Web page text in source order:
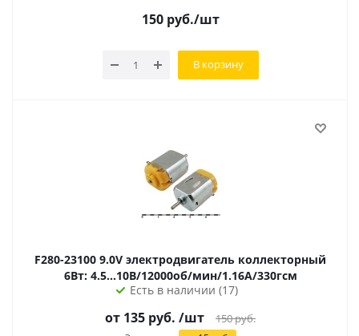
150руб./шт
В корзину
F280-23100 9.0V электродвигатель коллекторный
6Вт: 4.5...10В/12000об/мин/1.16А/330гсм
Есть в наличии (17)
от 135 руб. /шт 150руб.